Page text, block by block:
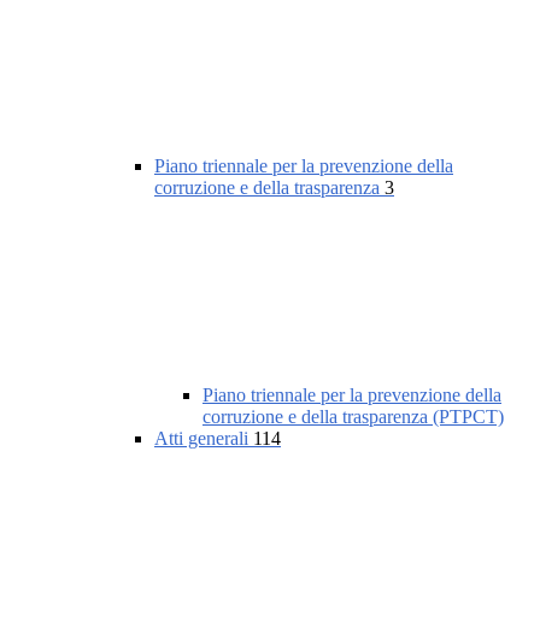
Piano triennale per la prevenzione della
corruzione e della trasparenza 3
Piano triennale per la prevenzione della
corruzione e della trasparenza (PTPCT)
Atti generali 114